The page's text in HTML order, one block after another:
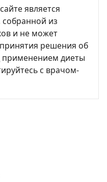
является
из
и не может
решения об
применением диеты
с врачом-